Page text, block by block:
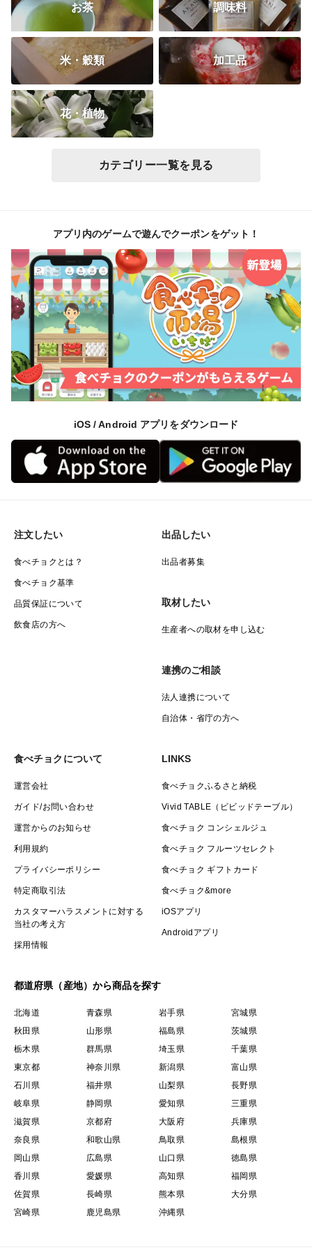
お茶 調味料
米・穀類 加工品
花・植物
カテゴリー一覧を見る
アプリ内のゲームで遊んでクーポンをゲット！
iOS / Android アプリをダウンロード
注文したい
食べチョクとは？
食べチョク基準
品質保証について
飲食店の方へ
出品したい
出品者募集
取材したい
生産者への取材を申し込む
連携のご相談
法人連携について
自治体・省庁の方へ
食べチョクについて
運営会社
ガイド/お問い合わせ
運営からのお知らせ
利用規約
プライバシーポリシー
特定商取引法
カスタマーハラスメントに対する
当社の考え方
採用情報
LINKS
食べチョクふるさと納税
Vivid TABLE（ビビッドテーブル）
食べチョク コンシェルジュ
食べチョク フルーツセレクト
食べチョク ギフトカード
食べチョク&more
iOSアプリ
Androidアプリ
都道府県（産地）から商品を探す
北海道 青森県 岩手県
宮城県
秋田県
山形県 福島県
茨城県
栃木県
群馬県 埼玉県
千葉県
東京都
神奈川県 新潟県
富山県
石川県
福井県 山梨県
長野県
岐阜県
静岡県 愛知県
三重県
滋賀県
京都府 大阪府
兵庫県
奈良県
和歌山県 鳥取県
島根県
岡山県
広島県 山口県
徳島県
香川県
愛媛県 高知県
福岡県
佐賀県
長崎県 熊本県
大分県
宮崎県
鹿児島県 沖縄県